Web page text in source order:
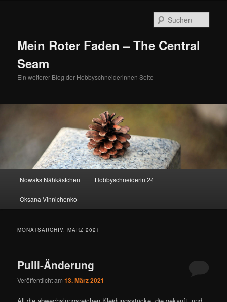
Mein Roter Faden – The Central
Seam
Ein weiterer Blog der Hobbyschneiderinnen Seite
Nowaks Nähkästchen Hobbyschneiderin 24
Oksana Vinnichenko
MONATSARCHIV:MÄRZ 2021
Pulli-Änderung
Veröffentlicht am13. März 2021